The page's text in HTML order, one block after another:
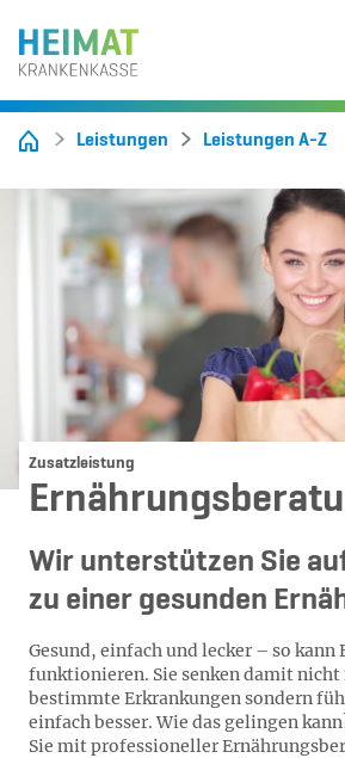
Leistungen Leistungen A-Z
Zusatzleistung
Wir unterstützen Sie
zu einer gesunden
Gesund, einfach und lecker – so kann
funktionieren. Sie senken damit
bestimmte Erkrankungen sondern
einfach besser. Wie das gelingen
Sie mit professioneller